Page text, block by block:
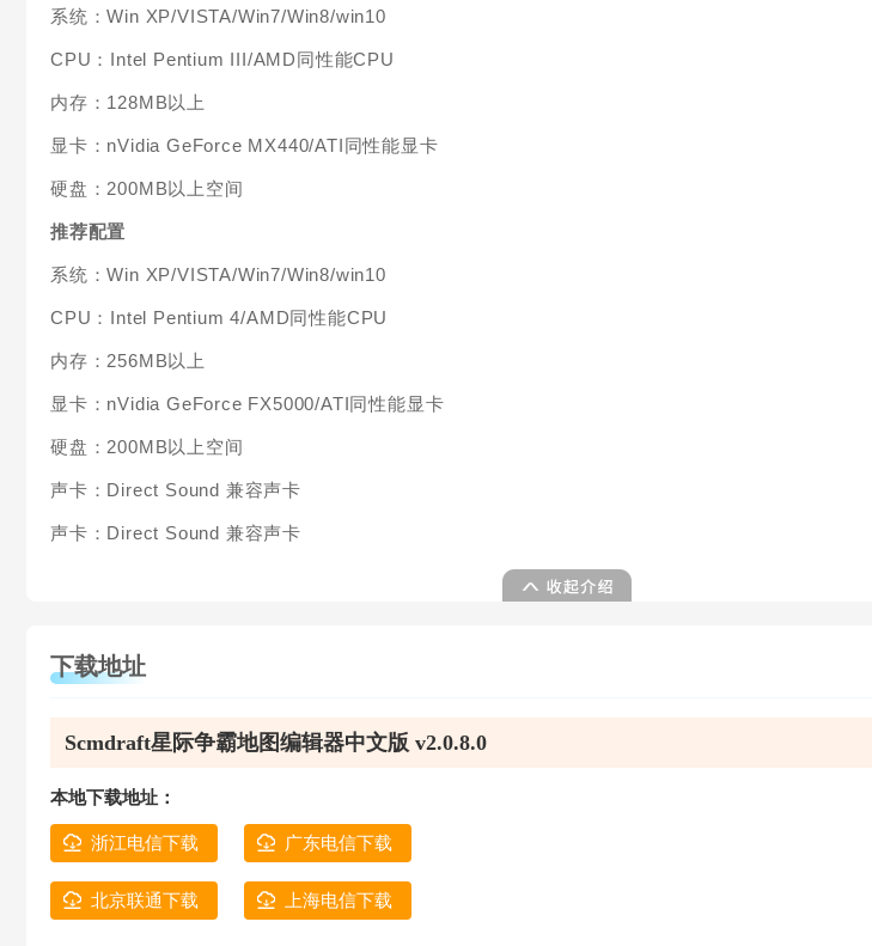
系统：Win XP/VISTA/Win7/Win8/win10
CPU：Intel Pentium III/AMD同性能CPU
内存：128MB以上
显卡：nVidia GeForce MX440/ATI同性能显卡
硬盘：200MB以上空间
推荐配置
系统：Win XP/VISTA/Win7/Win8/win10
CPU：Intel Pentium 4/AMD同性能CPU
内存：256MB以上
显卡：nVidia GeForce FX5000/ATI同性能显卡
硬盘：200MB以上空间
声卡：Direct Sound 兼容声卡
声卡：Direct Sound 兼容声卡
下载地址
Scmdraft星际争霸地图编辑器中文版 v2.0.8.0
本地下载地址：
浙江电信下载 广东电信下载
北京联通下载 上海电信下载